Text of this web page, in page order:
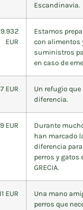
Escandinavia.
EUR
Estamos
con alimentos
suministros
en caso de
EUR
Un refugio
diferencia.
EUR
Durante
han marcado
diferencia
perros y gatos
GRECIA.
EUR
Una mano
perros que